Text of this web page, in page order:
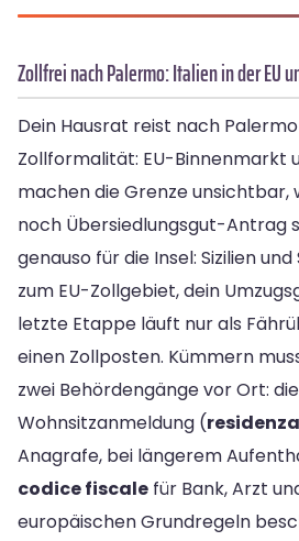
Zollfrei nach Palermo: Italien in der EU
Dein Hausrat reist nach
Zollformalität: EU-Binnenmarkt
machen die Grenze
noch Übersiedlungsgut-Antrag
genauso für die Insel: Sizilien
zum EU-Zollgebiet, dein
letzte Etappe läuft nur als
einen Zollposten. Kümmern
zwei Behördengänge vor Ort: die
Wohnsitzanmeldung (residenza
Anagrafe, bei längerem
codice fiscale für Bank, Arzt
europäischen Grundregeln